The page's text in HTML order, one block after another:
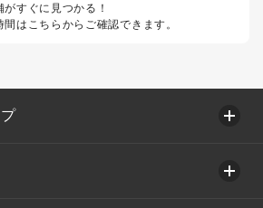
すぐに見つかる！
はこちらからご確認できます。